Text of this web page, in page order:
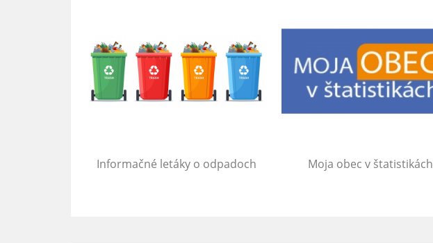
Informačné letáky o odpadoch Moja obec v štatistikách